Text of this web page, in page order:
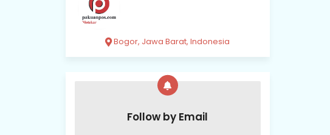
Bogor, Jawa Barat, Indonesia
Follow by Email